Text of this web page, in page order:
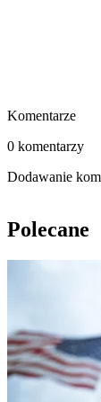
Komentarze
0 komentarzy
Dodawanie
Polecane